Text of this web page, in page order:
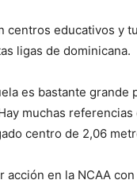
centros educativos y
ligas de dominicana.
es bastante
muchas
centro de 2,06
en la NCAA